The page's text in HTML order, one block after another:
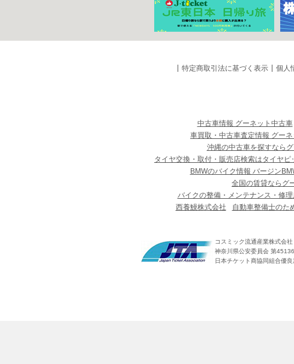
特定商取引法に基づく表示 個人
中古車情報 グーネット中古車
車買取・中古車査定情報 グー
沖縄の中古車を探すなら
タイヤ交換・取付・販売店検索はタイヤピ
BMWのバイク情報 バージン
全国の賃貸ならグ
バイクの整備・メンテナンス・修
西養鰻株式会社
自動車整備士のた
コスミック流通産業株式会社
神奈川県公安委員会 第
日本チケット商協同組合優良